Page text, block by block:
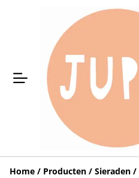
Home / Producten / Sieraden /